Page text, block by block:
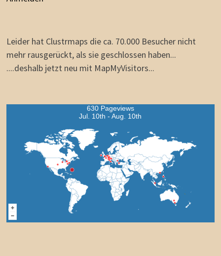
Leider hat Clustrmaps die ca. 70.000 Besucher nicht
mehr rausgerückt, als sie geschlossen haben...
....deshalb jetzt neu mit MapMyVisitors...
630 Pageviews
Jul. 10th - Aug. 10th